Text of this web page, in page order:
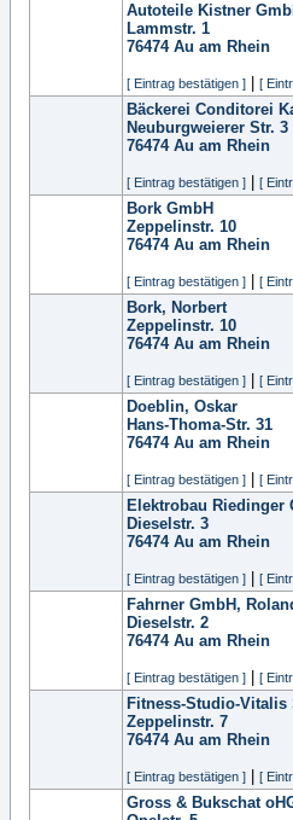
Autoteile Kistner
Lammstr. 1
76474 Au am Rhein
[ Eintrag bestätigen ] [
Bäckerei Conditorei
Neuburgweierer Str. 3
76474 Au am Rhein
[ Eintrag bestätigen ] [
Bork GmbH
Zeppelinstr. 10
76474 Au am Rhein
[ Eintrag bestätigen ] [
Bork, Norbert
Zeppelinstr. 10
76474 Au am Rhein
[ Eintrag bestätigen ] [
Doeblin, Oskar
Hans-Thoma-Str. 31
76474 Au am Rhein
[ Eintrag bestätigen ] [
Elektrobau Riedinger
Dieselstr. 3
76474 Au am Rhein
[ Eintrag bestätigen ] [
Fahrner GmbH,
Dieselstr. 2
76474 Au am Rhein
[ Eintrag bestätigen ] [
Fitness-Studio-Vitalis
Zeppelinstr. 7
76474 Au am Rhein
[ Eintrag bestätigen ] [
Gross & Bukschat